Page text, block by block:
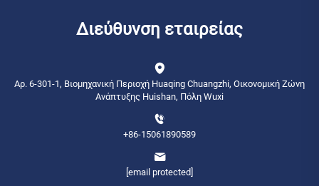
Διεύθυνση εταιρείας
Αρ. 6-301-1, Βιομηχανική Περιοχή Huaqing Chuangzhi, Οικονομική Ζώνη
Ανάπτυξης Huishan, Πόλη Wuxi
+86-15061890589
[email protected]